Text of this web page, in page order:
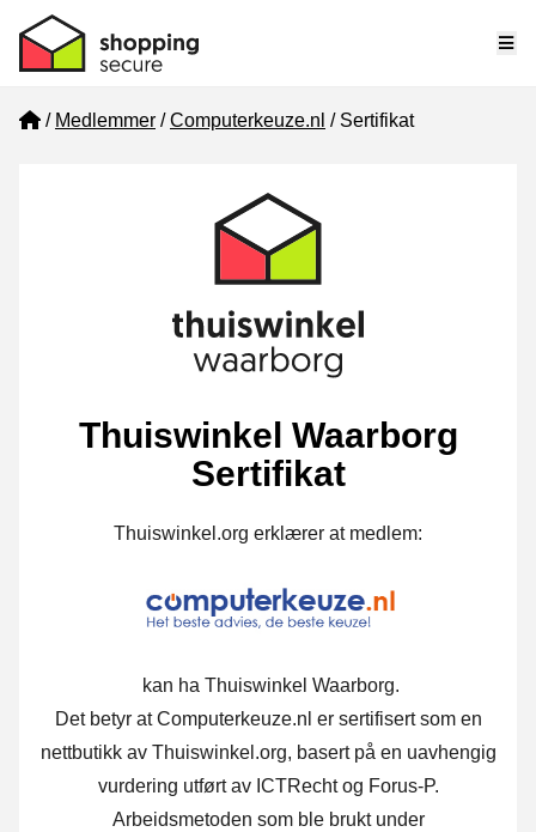
Home
Medlemmer Computerkeuze.nl Sertifikat
Thuiswinkel Waarborg
Sertifikat
Thuiswinkel.org erklærer at medlem:
kan ha Thuiswinkel Waarborg.
Det betyr at Computerkeuze.nl er sertifisert som en
nettbutikk av Thuiswinkel.org, basert på en uavhengig
vurdering utført av ICTRecht og Forus-P.
Arbeidsmetoden som ble brukt under